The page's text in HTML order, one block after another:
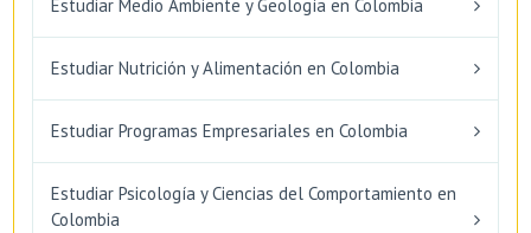
Estudiar Medio Ambiente y Geología en Colombia
Estudiar Nutrición y Alimentación en Colombia
Estudiar Programas Empresariales en Colombia
Estudiar Psicología y Ciencias del Comportamiento en
Colombia